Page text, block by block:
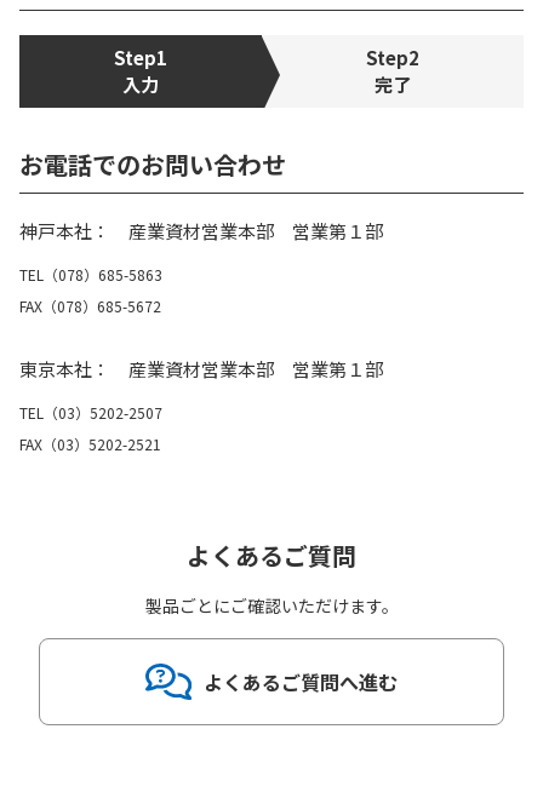
Step1
入力
Step2
完了
お電話でのお問い合わせ
神戸本社： 産業資材営業本部 営業第１部
TEL（078）685-5863
FAX（078）685-5672
東京本社： 産業資材営業本部 営業第１部
TEL（03）5202-2507
FAX（03）5202-2521
よくあるご質問
製品ごとにご確認いただけます。
よくあるご質問へ進む